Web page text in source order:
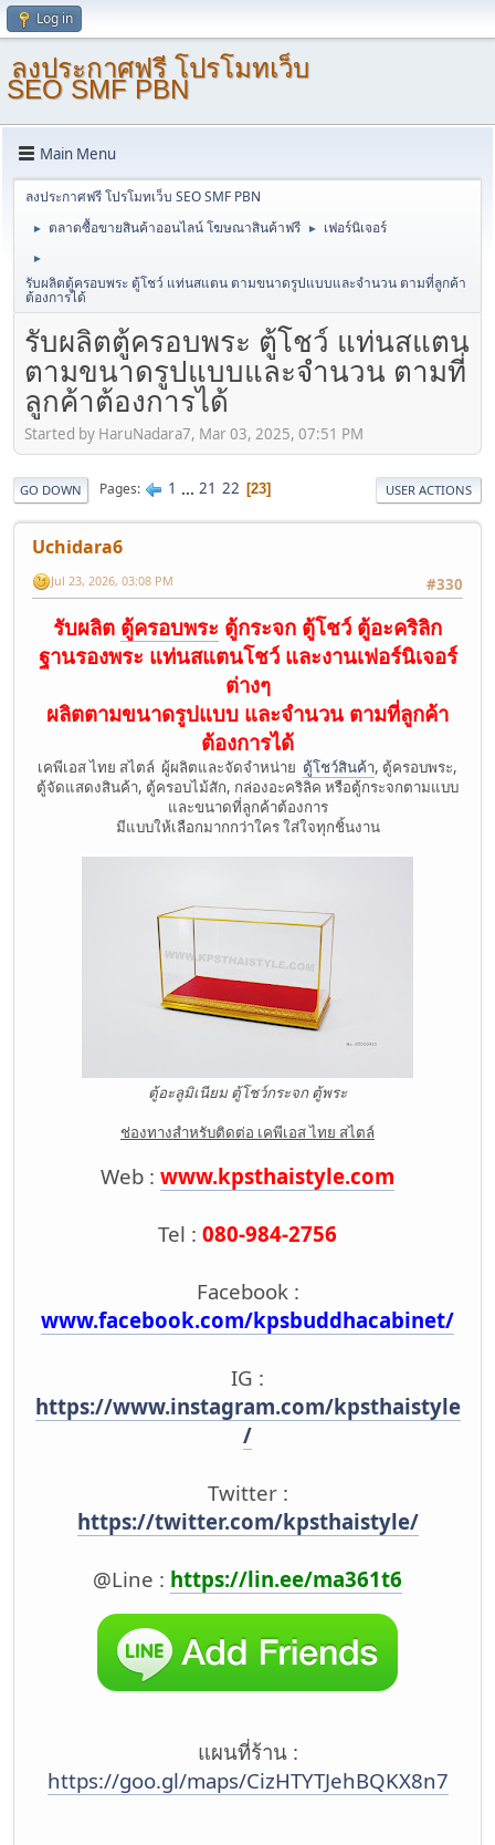
Log in
ลงประกาศฟรี โปรโมทเว็บ
SEO SMF PBN
Main Menu
ลงประกาศฟรี โปรโมทเว็บ SEO SMF PBN
► ตลาดซื้อขายสินค้าออนไลน์ โฆษณาสินค้าฟรี ► เฟอร์นิเจอร์
►
รับผลิตตู้ครอบพระ ตู้โชว์ แท่นสแตน ตามขนาดรูปแบบและจำนวน ตามที่ลูกค้า
ต้องการได้
รับผลิตตู้ครอบพระ ตู้โชว์ แท่นสแตน
ตามขนาดรูปแบบและจำนวน ตามที่
ลูกค้าต้องการได้
Started by HaruNadara7, Mar 03, 2025, 07:51 PM
GO DOWN Pages 1 ... 21 22 23 USER ACTIONS
Uchidara6
#330
Jul 23, 2026, 03:08 PM
รับผลิต ตู้ครอบพระ ตู้กระจก ตู้โชว์ ตู้อะคริลิก
ฐานรองพระ แท่นสแตนโชว์ และงานเฟอร์นิเจอร์
ต่างๆ
ผลิตตามขนาดรูปแบบ และจำนวน ตามที่ลูกค้า
ต้องการได้
เคพีเอส ไทย สไตล์ ผู้ผลิตและจัดจำหน่าย ตู้โชว์สินค้า, ตู้ครอบพระ,
ตู้จัดแสดงสินค้า, ตู้ครอบไม้สัก, กล่องอะคริลิค หรือตู้กระจกตามแบบ
และขนาดที่ลูกค้าต้องการ
มีแบบให้เลือกมากกว่าใคร ใส่ใจทุกชิ้นงาน
ตู้อะลูมิเนียม ตู้โชว์กระจก ตู้พระ
ช่องทางสำหรับติดต่อ เคพีเอส ไทย สไตล์
Web : www.kpsthaistyle.com
Tel : 080-984-2756
Facebook :
www.facebook.com/kpsbuddhacabinet/
IG :
https://www.instagram.com/kpsthaistyle
/
Twitter :
https://twitter.com/kpsthaistyle/
@Line : https://lin.ee/ma361t6
แผนที่ร้าน :
https://goo.gl/maps/CizHTYTJehBQKX8n7